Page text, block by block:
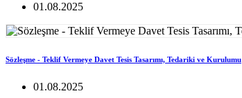
01.08.2025
Sözleşme - Teklif Vermeye Davet Tesis Tasarımı, Tedariki ve Kurulumu
01.08.2025